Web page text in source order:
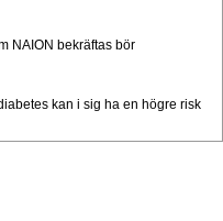
NAION bekräftas bör
kan i sig ha en högre risk